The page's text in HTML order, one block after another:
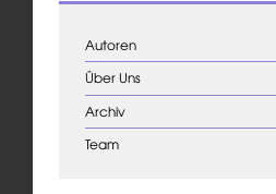
Autoren
Über Uns
Archiv
Team